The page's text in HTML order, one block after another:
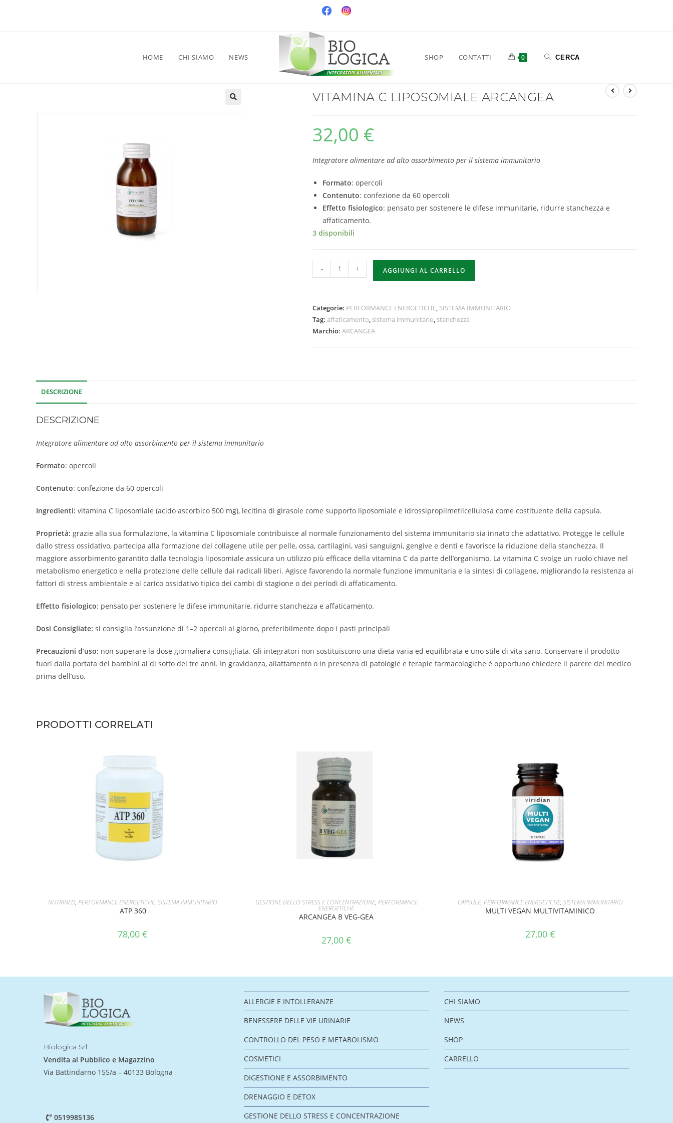
HOME CHI SIAMO NEWS SHOP CONTATTI 0
VITAMINA C LIPOSOMIALE ARCANGEA
32,00 €
Integratore alimentare ad alto assorbimento per il sistema immunitario
Formato: opercoli
Contenuto: confezione da 60 opercoli
Effetto fisiologico: pensato per sostenere le difese immunitarie, ridurre stanchezza e
affaticamento.
3 disponibili
- + AGGIUNGI AL CARRELLO
Categorie: PERFORMANCE ENERGETICHE, SISTEMA IMMUNITARIO
Tag: affaticamento, sistema immunitario, stanchezza
Marchio: ARCANGEA
DESCRIZIONE
DESCRIZIONE
Integratore alimentare ad alto assorbimento per il sistema immunitario
Formato: opercoli
Contenuto: confezione da 60 opercoli
Ingredienti: vitamina C liposomiale (acido ascorbico 500 mg), lecitina di girasole come supporto liposomiale e idrossipropilmetilcellulosa come costituente della capsula.
Proprietà: grazie alla sua formulazione, la vitamina C liposomiale contribuisce al normale funzionamento del sistema immunitario sia innato che adattativo. Protegge le cellule
dallo stress ossidativo, partecipa alla formazione del collagene utile per pelle, ossa, cartilagini, vasi sanguigni, gengive e denti e favorisce la riduzione della stanchezza. Il
maggiore assorbimento garantito dalla tecnologia liposomiale assicura un utilizzo più efficace della vitamina C da parte dell’organismo. La vitamina C svolge un ruolo chiave nel
metabolismo energetico e nella protezione delle cellule dai radicali liberi. Agisce favorendo la normale funzione immunitaria e la sintesi di collagene, migliorando la resistenza ai
fattori di stress ambientale e al carico ossidativo tipico dei cambi di stagione o dei periodi di affaticamento.
Effetto fisiologico: pensato per sostenere le difese immunitarie, ridurre stanchezza e affaticamento.
Dosi Consigliate: si consiglia l’assunzione di 1–2 opercoli al giorno, preferibilmente dopo i pasti principali
Precauzioni d’uso: non superare la dose giornaliera consigliata. Gli integratori non sostituiscono una dieta varia ed equilibrata e uno stile di vita sano. Conservare il prodotto
fuori dalla portata dei bambini al di sotto dei tre anni. In gravidanza, allattamento o in presenza di patologie e terapie farmacologiche è opportuno chiedere il parere del medico
prima dell’uso.
PRODOTTI CORRELATI
AGGIUNGI AL CARRELLO
NUTRINED,PERFORMANCE ENERGETICHE,SISTEMA IMMUNITARIO
ATP 360
78,00€
AGGIUNGI AL CARRELLO
GESTIONE DELLO STRESS E CONCENTRAZIONE, PERFORMANCE
ENERGETICHE
ARCANGEA B VEG-GEA
27,00 €
AGGIUNGI AL CARRELLO
CAPSULE, PERFORMANCE ENERGETICHE, SISTEMA IMMUNITARIO
MULTI VEGAN MULTIVITAMINICO
27,00 €
Biologica Srl
Vendita al Pubblico e Magazzino
Via Battindarno 155/a – 40133 Bologna
0519985136
ALLERGIE E INTOLLERANZE
BENESSERE DELLE VIE URINARIE
CONTROLLO DEL PESO E METABOLISMO
COSMETICI
DIGESTIONE E ASSORBIMENTO
DRENAGGIO E DETOX
GESTIONE DELLO STRESS E CONCENTRAZIONE
CHI SIAMO
NEWS
SHOP
CARRELLO